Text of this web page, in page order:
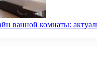
ванной комнаты: